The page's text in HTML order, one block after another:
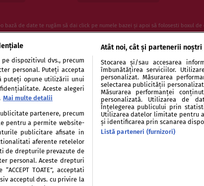
bază de date te rugăm să dai click pe numele bazei și apoi să folosesti boxul de
Politica de cookies
dispozitivul dvs., precum
personal. Puteți accepta
puteți opune utilizării unui
Aceste alegeri
Mai multe detalii
partenere, precum
pentru a permite website-
publicitare afisate in
aferente retelelor
de drepturile prevazute de
personal. Aceste drepturi
TOATE”, acceptati
acceptul dvs. cu privire la
Atât noi, cât și partenerii
Stocarea și/sau accesarea
îmbunătățirea serviciilor.
personalizat. Măsurarea
selectarea publicității
Măsurarea performanței
personalizată. Utilizarea de
Înțelegerea publicului prin
Utilizarea datelor limitate pentru
și identificarea prin scanarea
Listă parteneri (furnizori)